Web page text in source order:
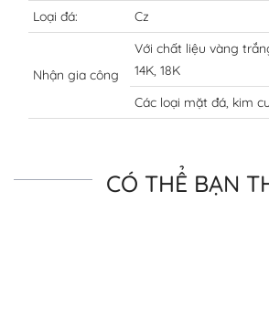
Loại đá: Cz
Nhận gia công
Với chất liệu vàng
14K, 18K
Các loại mặt đá, kim
CÓ THỂ BẠN